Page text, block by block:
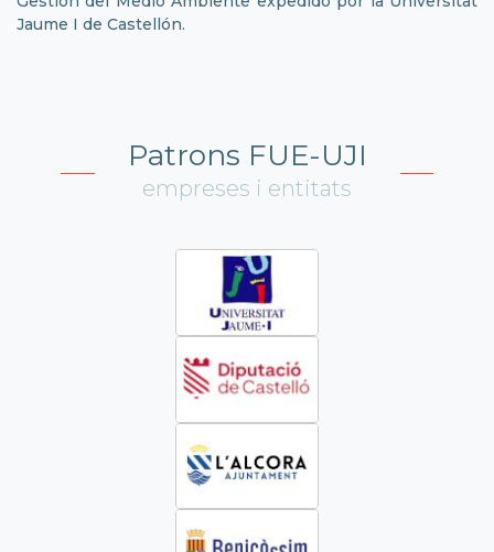
Jaume I de Castellón.
Patrons FUE-UJI
empreses i entitats